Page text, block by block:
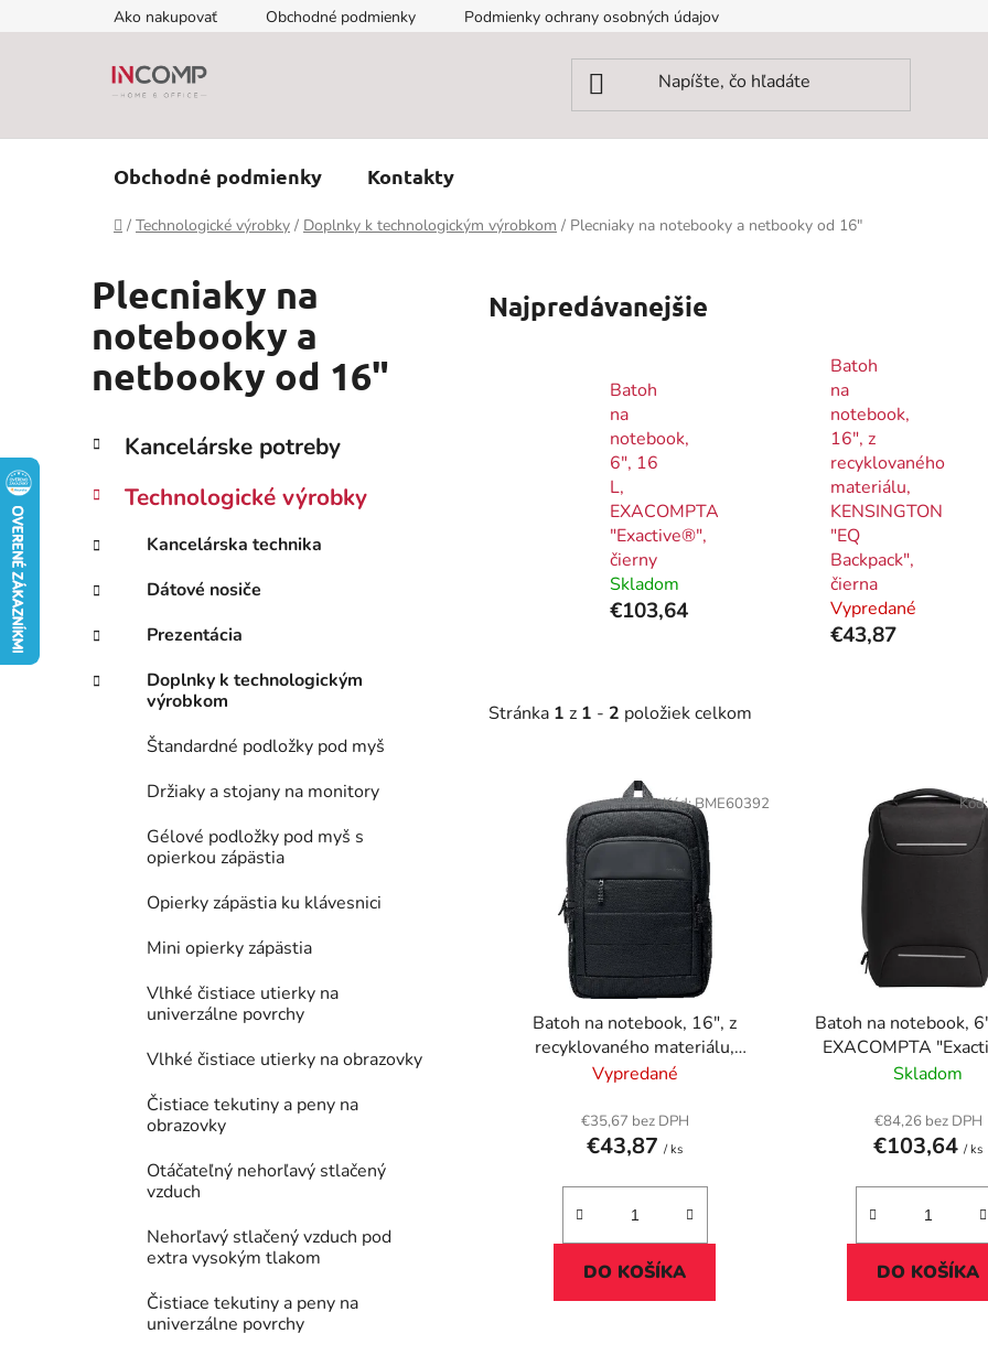
na
Ako nakupovať Obchodné podmienky Podmienky ochrany osobných údajov
Obchodné podmienky Kontakty
Domov
/ Technologické výrobky / Doplnky k technologickým výrobkom / Plecniaky na notebooky a netbooky od 16"
Plecniaky na
notebooky a
netbooky od 16"
B
č
ý
p
a
n
l
Preskočiť
kategórie
K
a
e
ó
i
e
Kancelárske potreby
Technologické výrobky
Kancelárska technika
Dátové nosiče
Prezentácia
Doplnky k technologickým
výrobkom
Štandardné podložky pod myš
Držiaky a stojany na monitory
Gélové podložky pod myš s
opierkou zápästia
Opierky zápästia ku klávesnici
Mini opierky zápästia
Vlhké čistiace utierky na
univerzálne povrchy
Vlhké čistiace utierky na obrazovky
Čistiace tekutiny a peny na
obrazovky
Otáčateľný nehorľavý stlačený
vzduch
Nehorľavý stlačený vzduch pod
extra vysokým tlakom
Čistiace tekutiny a peny na
univerzálne povrchy
Najpredávanejšie
Batoh
na
notebook,
6", 16
L,
EXACOMPTA
"Exactive®",
čierny
Skladom
€103,64
Batoh
na
notebook,
16", z
recyklovaného
materiálu,
KENSINGTON
"EQ
Backpack",
čierna
Vypredané
€43,87
Stránka 1 z 1 - 2 položiek celkom
Batoh na notebook, 16", z
recyklovaného materiálu,
KENSINGTON "EQ Backpack",
Vypredané
€35,67 bez DPH
€43,87/ ks
DO KOŠÍKA
Kód:BME60392
Batoh na notebook,
EXACOMPTA
čierny
Skladom
€84,26 bez DPH
€103,64/ ks
DO KOŠÍKA
Kód: